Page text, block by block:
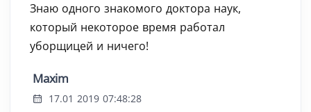
Знаю одного знакомого доктора наук,
который некоторое время работал
уборщицей и ничего!
Maxim
17.01 2019 07:48:28